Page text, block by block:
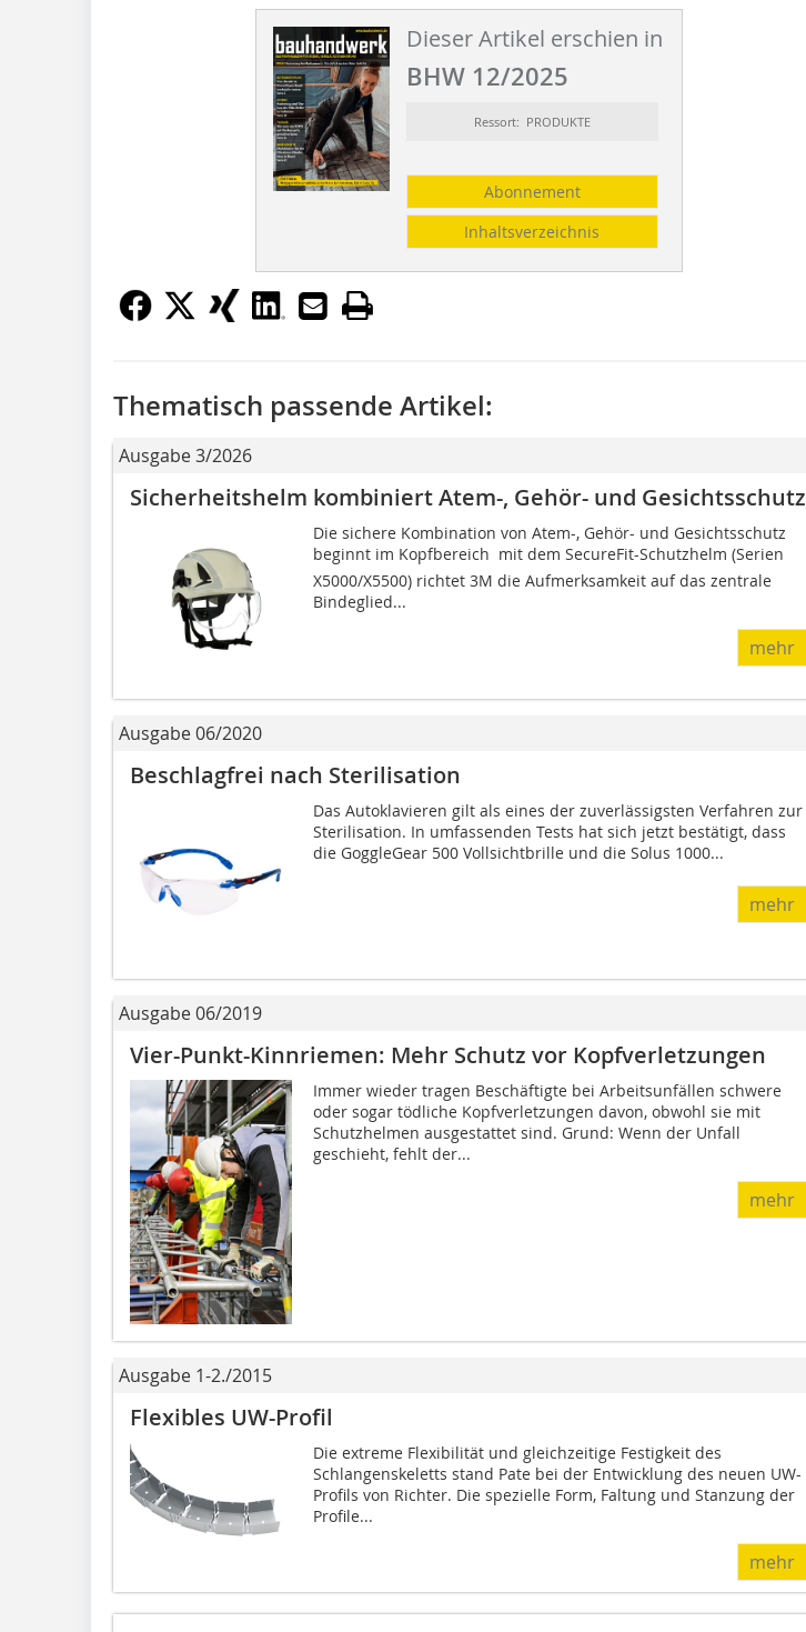
Dieser Artikel erschien in
BHW 12/2025
Ressort: PRODUKTE
Abonnement
Inhaltsverzeichnis
Thematisch passende Artikel:
Ausgabe 3/2026
Sicherheitshelm kombiniert Atem-, Gehör- und Gesichtsschutz
Die sichere Kombination von Atem-, Gehör- und Gesichtsschutz
beginnt im Kopfbereich  mit dem SecureFit-Schutzhelm (Serien
X5000/X5500) richtet 3M die Aufmerksamkeit auf das zentrale
Bindeglied...
mehr
Ausgabe 06/2020
Beschlagfrei nach Sterilisation
Das Autoklavieren gilt als eines der zuverlässigsten Verfahren zur
Sterilisation. In umfassenden Tests hat sich jetzt bestätigt, dass
die GoggleGear 500 Vollsichtbrille und die Solus 1000...
mehr
Ausgabe 06/2019
Vier-Punkt-Kinnriemen: Mehr Schutz vor Kopfverletzungen
Immer wieder tragen Beschäftigte bei Arbeitsunfällen schwere
oder sogar tödliche Kopfverletzungen davon, obwohl sie mit
Schutzhelmen ausgestattet sind. Grund: Wenn der Unfall
geschieht, fehlt der...
mehr
Ausgabe 1-2./2015
Flexibles UW-Profil
Die extreme Flexibilität und gleichzeitige Festigkeit des
Schlangenskeletts stand Pate bei der Entwicklung des neuen UW-
Profils von Richter. Die spezielle Form, Faltung und Stanzung der
Profile...
mehr